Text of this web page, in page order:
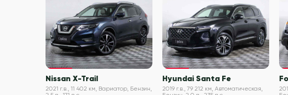
VIN проверен
Nissan X-Trail
2021 г.в., 11 402 км, Вариатор, Бензин,
VIN проверен
Hyundai Santa Fe
2019 г.в., 79 212 км, Автоматическая,